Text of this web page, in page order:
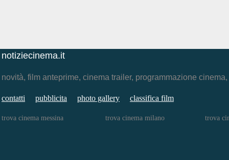
notiziecinema.it
novità, film anteprime, cinema trailer, programmazione
contatti pubblicita photo gallery classifica film
trova cinema messina trova cinema milano trova